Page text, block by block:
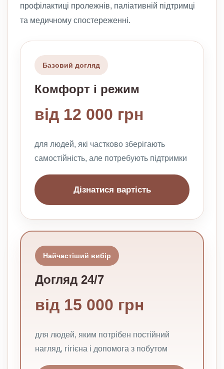
профілактиці пролежнів, паліативній підтримці
та медичному спостереженні.
Базовий догляд
Комфорт і режим
від 12 000 грн
для людей, які частково зберігають
самостійність, але потребують підтримки
Дізнатися вартість
Найчастіший вибір
Догляд 24/7
від 15 000 грн
для людей, яким потрібен постійний
нагляд, гігієна і допомога з побутом